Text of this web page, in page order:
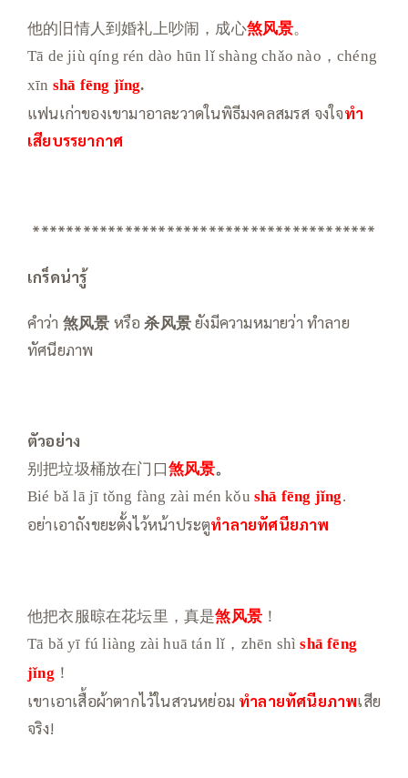
他的旧情人到婚礼上吵闹，成心煞风景。
Tā de jiù qíng rén dào hūn lǐ shàng chǎo nào，chéng
xīn shā fēng jǐng.
แฟนเก่าของเขามาอาละวาดในพิธีมงคลสมรส จงใจทำ
เสียบรรยากาศ
*****************************************
เกร็ดน่ารู้
คำว่า 煞风景 หรือ杀风景ยังมีความหมายว่า ทำลาย
ทัศนียภาพ
ตัวอย่าง
别把垃圾桶放在门口煞风景。
Bié bǎ lā jī tǒng fàng zài mén kǒu shā fēng jǐng.
อย่าเอาถังขยะตั้งไว้หน้าประตูทำลายทัศนียภาพ
他把衣服晾在花坛里，真是煞风景 ！
Tā bǎ yī fú liàng zài huā tán lǐ，zhēn shìshā fēng
jǐng ！
เขาเอาเสื้อผ้าตากไว้ในสวนหย่อม ทำลายทัศนียภาพเสีย
จริง!